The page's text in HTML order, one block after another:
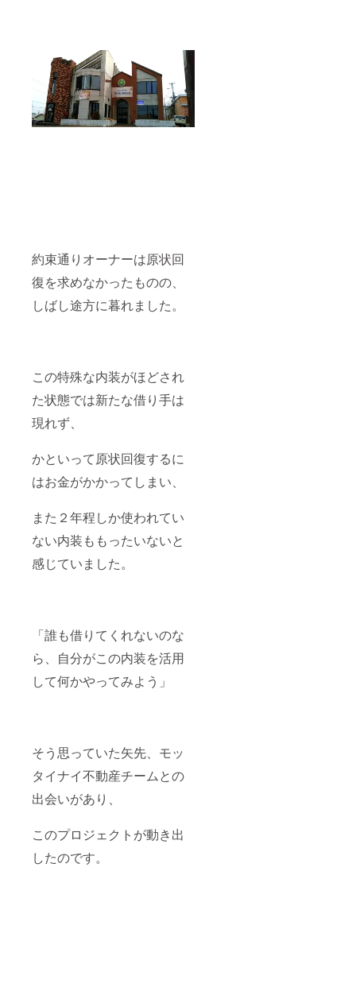
約束通りオーナーは原状回
復を求めなかったものの、
しばし途方に暮れました。
この特殊な内装がほどされ
た状態では新たな借り手は
現れず、
かといって原状回復するに
はお金がかかってしまい、
また２年程しか使われてい
ない内装ももったいないと
感じていました。
「誰も借りてくれないのな
ら、自分がこの内装を活用
して何かやってみよう」
そう思っていた矢先、モッ
タイナイ不動産チームとの
出会いがあり、
このプロジェクトが動き出
したのです。